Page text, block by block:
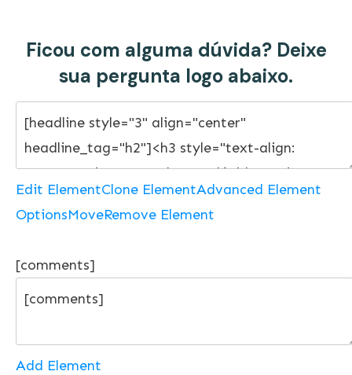
Ficou com alguma dúvida? Deixe
sua pergunta logo abaixo.
Edit ElementClone ElementAdvanced Element
OptionsMoveRemove Element
[comments]
Add Element